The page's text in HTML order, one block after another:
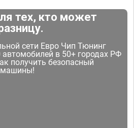
тех, кто может
сети Евро Чип Тюнинг
в 50+ городах РФ
получить безопасный